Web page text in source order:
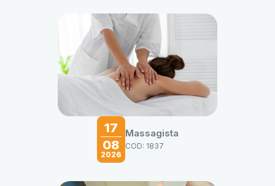
17
08
2026
Massagista
COD: 1837